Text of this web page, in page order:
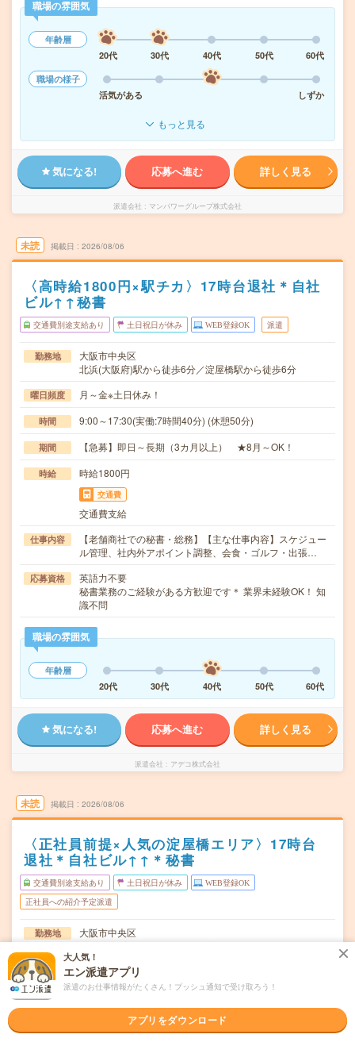
職場の雰囲気
年齢層
20代
30代 40代 50代
60代
職場の様子
活気がある
しずか
もっと見る
気になる! 応募へ進む 詳しく見る
派遣会社 マンパワーグループ株式会社
未読 掲載日 2026/08/06
〈高時給1800円×駅チカ〉17時台退社＊自社
ビル↑↑秘書
交通費別途支給あり 土日祝日が休み WEB登録OK 派遣
勤務地
大阪市中央区
北浜(大阪府)駅から徒歩6分／淀屋橋駅から徒歩6分
曜日頻度 月～金※土日休み！
時間 9:00～17:30(実働:7時間40分) (休憩50分)
期間 【急募】即日～長期（3カ月以上） ★8月～OK！
時給 時給1800円
交通費
交通費支給
仕事内容
【老舗商社での秘書・総務】【主な仕事内容】スケジュー
ル管理、社内外アポイント調整、会食・ゴルフ・出張…
応募資格
英語力不要
秘書業務のご経験がある方歓迎です＊ 業界未経験OK！ 知
識不問
職場の雰囲気
年齢層
20代
30代 40代 50代 60代
気になる! 応募へ進む 詳しく見る
派遣会社 アデコ株式会社
未読 掲載日 2026/08/06
〈正社員前提×人気の淀屋橋エリア〉17時台
退社＊自社ビル↑↑＊秘書
交通費別途支給あり 土日祝日が休み WEB登録OK
正社員への紹介予定派遣
勤務地
大阪市中央区
北浜(大阪府)駅から徒歩2分／淀屋橋駅から徒歩6分／なに
わ橋駅から徒歩9分
曜日頻度 月～金※土日休み！
時間 9:00～17:30(実働:7時間40分) (休憩50分)
【急募】即日～最長6ヶ月の派遣期間後、直接雇用予定
大人気！
エン派遣アプリ
派遣のお仕事情報がたくさん！プッシュ通知で受け取ろう！
アプリをダウンロード